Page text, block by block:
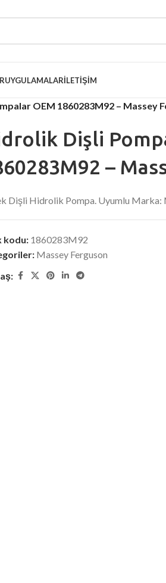
UYGULAMALARİLETIŞIM
OEM 1860283M92 – Massey
Dişli
–
Dişli Hidrolik Pompa. Uyumlu
kodu: 1860283M92
Massey Ferguson